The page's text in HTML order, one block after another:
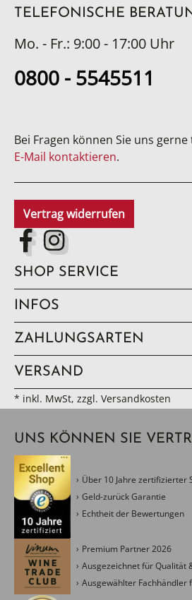
TELEFONISCHE
Mo. - Fr.: 9:00 - 17:00 Uhr
0800 - 5545511
Bei Fragen können Sie uns
E-Mail kontaktieren.
Vertrag widerrufen
SHOP SERVICE
INFOS
ZAHLUNGSARTEN
VERSAND
* inkl. MwSt, zzgl. Versandkosten
UNS KÖNNEN SIE
Über 10 Jahre zertifizierter
Geld-zurück Garantie
Echtheit der Bewertungen
Premium Partner 2026
Ausgezeichnet für Qualität
Ausgewählter Fachhändler